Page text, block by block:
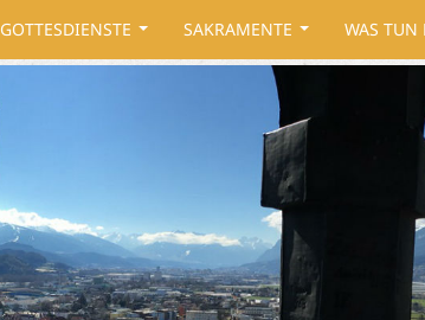
GOTTESDIENSTE SAKRAMENTE WAS TUN